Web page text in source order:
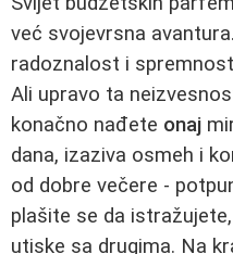
već svojevrsna
radoznalost i
Ali upravo ta
konačno nađete onaj
dana, izaziva osmeh i
od dobre večere -
plašite se da
utiske sa drugima. Na